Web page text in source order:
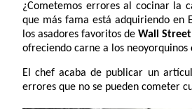
¿Cometemos errores al cocinar la
que más fama está adquiriendo en
los asadores favoritos de Wall Street
ofreciendo carne a los neoyorquinos
El chef acaba de publicar un
errores que no se pueden cometer